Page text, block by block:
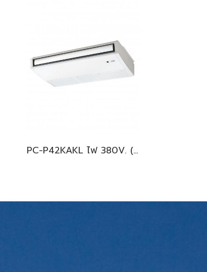
PC-P42KAKL ไฟ 380V. (Mitsubishi Electric Mr.Slim) รุ่นแขวนใต้ฝ้าเพดาน ระบบ Fixspeed น้ำยา R410A พร้อมบริการติดตั้ง